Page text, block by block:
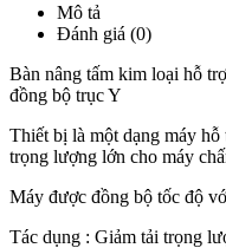
Mô tả
Đánh giá (0)
Bàn nâng tấm kim loại hỗ
đồng bộ trục Y
Thiết bị là một dạng máy
trọng lượng lớn cho máy
Máy được đồng bộ tốc độ
Tác dụng : Giảm tải trọng